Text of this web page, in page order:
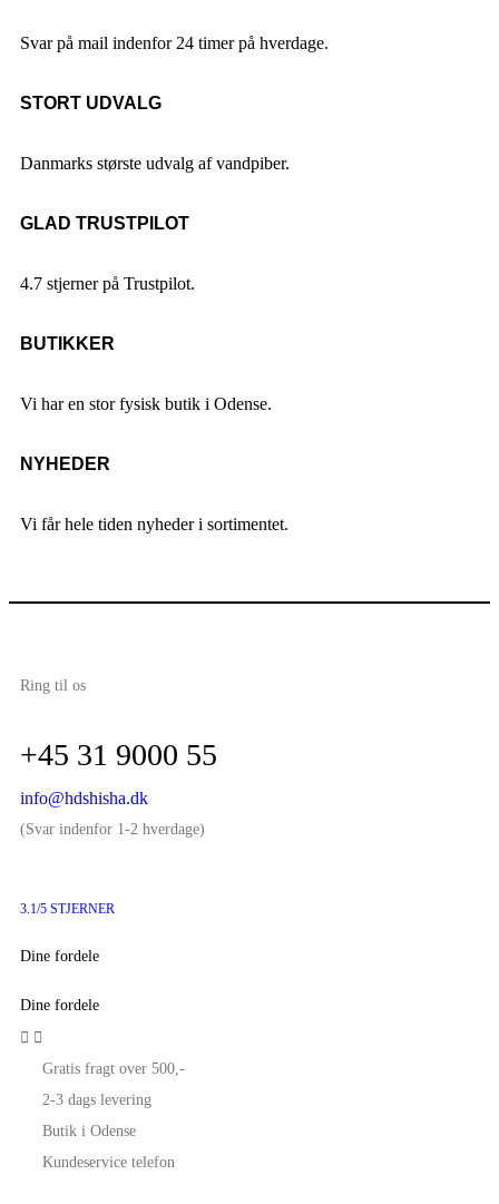
Svar på mail indenfor 24 timer på hverdage.
STORT UDVALG
Danmarks største udvalg af vandpiber.
GLAD TRUSTPILOT
4.7 stjerner på Trustpilot.
BUTIKKER
Vi har en stor fysisk butik i Odense.
NYHEDER
Vi får hele tiden nyheder i sortimentet.
Ring til os
+45 31 9000 55
info@hdshisha.dk
(Svar indenfor 1-2 hverdage)
3.1/5 STJERNER
Dine fordele
Dine fordele
 
Gratis fragt over 500,-
2-3 dags levering
Butik i Odense
Kundeservice telefon